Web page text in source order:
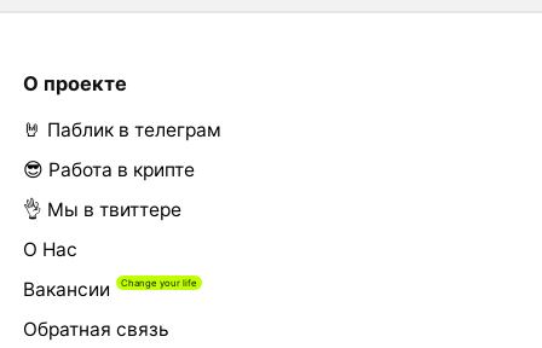
О проекте
🤘 Паблик в телеграм
😎 Работа в крипте
👌 Мы в твиттере
О Нас
Вакансии
Обратная связь